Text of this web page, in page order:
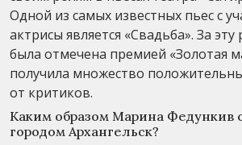
Одной из самых известных пьес с
актрисы является «Свадьба». За эту
была отмечена премией «Золотая
получила множество
от критиков.
Каким образом Марина Федункив
городом Архангельск?